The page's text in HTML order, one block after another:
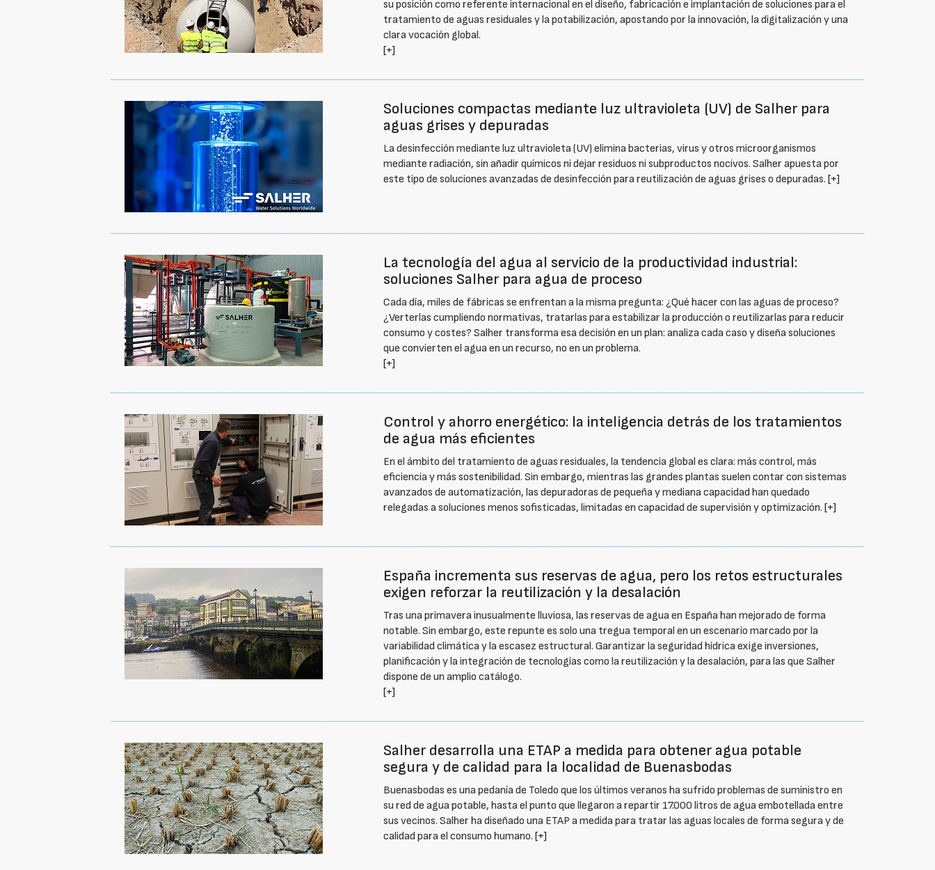
su posición como referente internacional en el diseño, fabricación e implantación de soluciones para el
tratamiento de aguas residuales y la potabilización, apostando por la innovación, la digitalización y una
clara vocación global.
[+]
Soluciones compactas mediante luz ultravioleta (UV) de Salher para
aguas grises y depuradas
La desinfección mediante luz ultravioleta (UV) elimina bacterias, virus y otros microorganismos
mediante radiación, sin añadir químicos ni dejar residuos ni subproductos nocivos. Salher apuesta por
este tipo de soluciones avanzadas de desinfección para reutilización de aguas grises o depuradas.[+]
La tecnología del agua al servicio de la productividad industrial:
soluciones Salher para agua de proceso
Cada día, miles de fábricas se enfrentan a la misma pregunta: ¿Qué hacer con las aguas de proceso?
¿Verterlas cumpliendo normativas, tratarlas para estabilizar la producción o reutilizarlas para reducir
consumo y costes? Salher transforma esa decisión en un plan: analiza cada caso y diseña soluciones
que convierten el agua en un recurso, no en un problema.
[+]
Control y ahorro energético: la inteligencia detrás de los tratamientos
de agua más eficientes
En el ámbito del tratamiento de aguas residuales, la tendencia global es clara: más control, más
eficiencia y más sostenibilidad. Sin embargo, mientras las grandes plantas suelen contar con sistemas
avanzados de automatización, las depuradoras de pequeña y mediana capacidad han quedado
relegadas a soluciones menos sofisticadas, limitadas en capacidad de supervisión y optimización.[+]
España incrementa sus reservas de agua, pero los retos estructurales
exigen reforzar la reutilización y la desalación
Tras una primavera inusualmente lluviosa, las reservas de agua en España han mejorado de forma
notable. Sin embargo, este repunte es solo una tregua temporal en un escenario marcado por la
variabilidad climática y la escasez estructural. Garantizar la seguridad hídrica exige inversiones,
planificación y la integración de tecnologías como la reutilización y la desalación, para las que Salher
dispone de un amplio catálogo.
[+]
Salher desarrolla una ETAP a medida para obtener agua potable
segura y de calidad para la localidad de Buenasbodas
Buenasbodas es una pedanía de Toledo que los últimos veranos ha sufrido problemas de suministro en
su red de agua potable, hasta el punto que llegaron a repartir 17.000 litros de agua embotellada entre
sus vecinos. Salher ha diseñado una ETAP a medida para tratar las aguas locales de forma segura y de
calidad para el consumo humano.[+]